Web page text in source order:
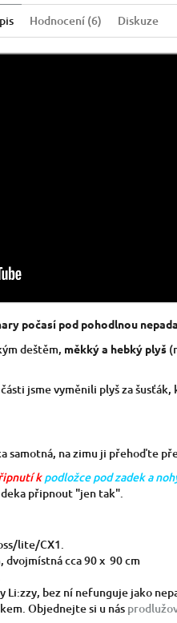
Hodnocení (6) Diskuze
počasí pod pohodlnou
deštěm, měkký a hebký plyš
jsme vyměnili plyš za
samotná, na zimu ji přehoďte
kpodložce pod zadek a
deka připnout "jen tak".
lite/CX1.
dvojmístná cca 90 x 90 cm
Li:zzy, bez ní nefunguje jako
Objednejte si u nás